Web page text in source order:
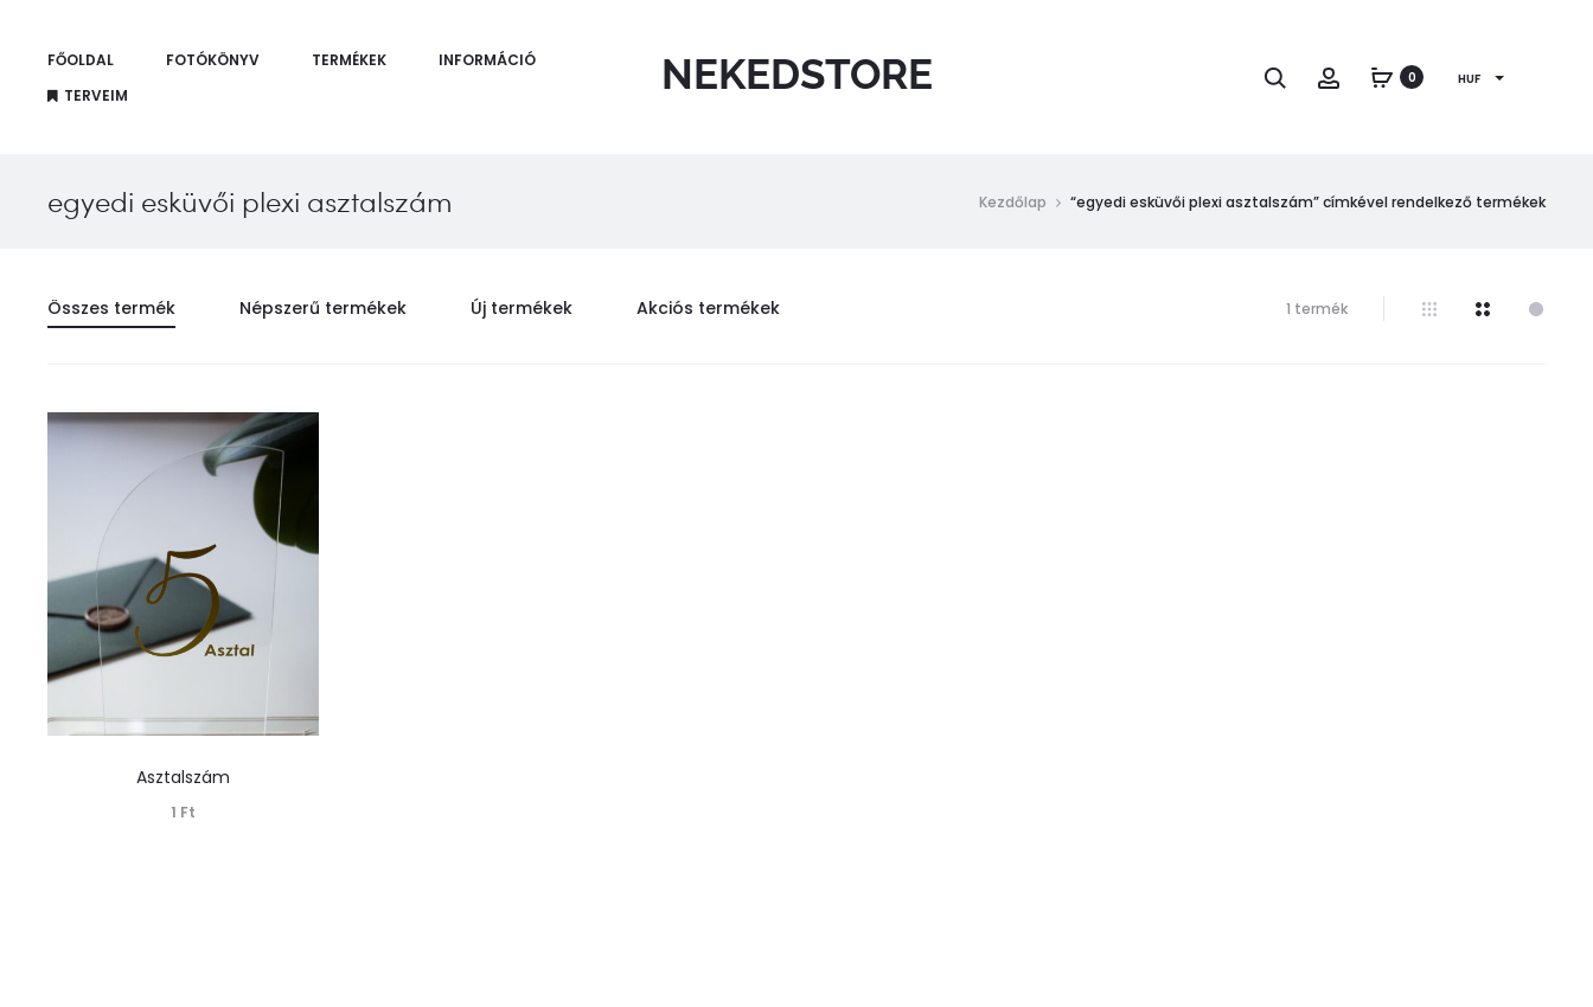
FŐOLDAL FOTÓKÖNYV TERMÉKEK
INFORMÁCIÓ
TERVEIM
NEKEDSTORE Keresés 0 HUF
egyedi esküvői plexi asztalszám Kezdőlap “egyedi esküvői plexi asztalszám” címkével rendelkező termékek
Összes termék Népszerű termékek Új termékek Akciós termékek 1 termékÖsszesen
Asztalszám
1 Ft